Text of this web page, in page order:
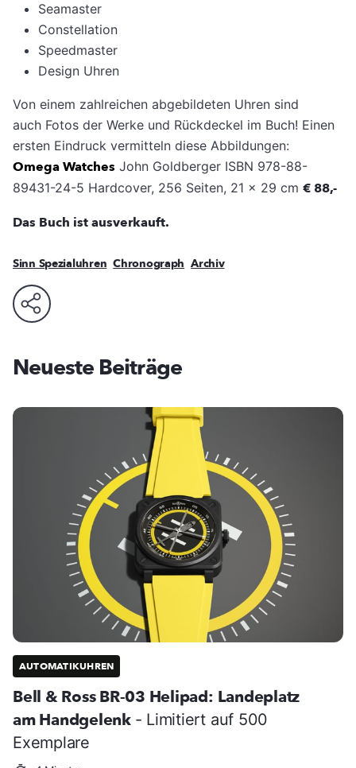
Seamaster
Constellation
Speedmaster
Design Uhren
Von einem zahlreichen abgebildeten Uhren sind
auch Fotos der Werke und Rückdeckel im Buch! Einen
ersten Eindruck vermitteln diese Abbildungen:
Omega Watches John Goldberger ISBN 978-88-
89431-24-5 Hardcover, 256 Seiten, 21 x 29 cm € 88,-
Das Buch ist ausverkauft.
Sinn Spezialuhren Chronograph Archiv
Neueste Beiträge
AUTOMATIKUHREN
Bell & Ross BR-03 Helipad: Landeplatz
am Handgelenk - Limitiert auf 500
Exemplare